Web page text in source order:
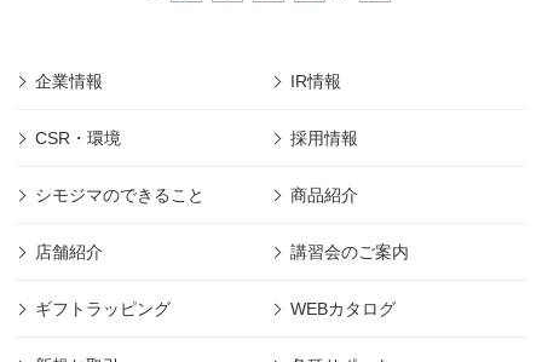
企業情報 IR情報
CSR・環境 採用情報
シモジマのできること 商品紹介
店舗紹介 講習会のご案内
ギフトラッピング WEBカタログ